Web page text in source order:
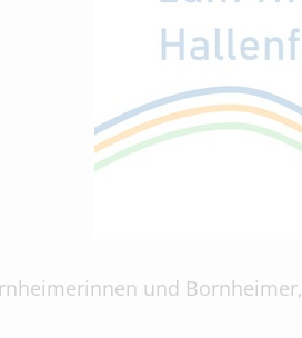
und Bornheimer,